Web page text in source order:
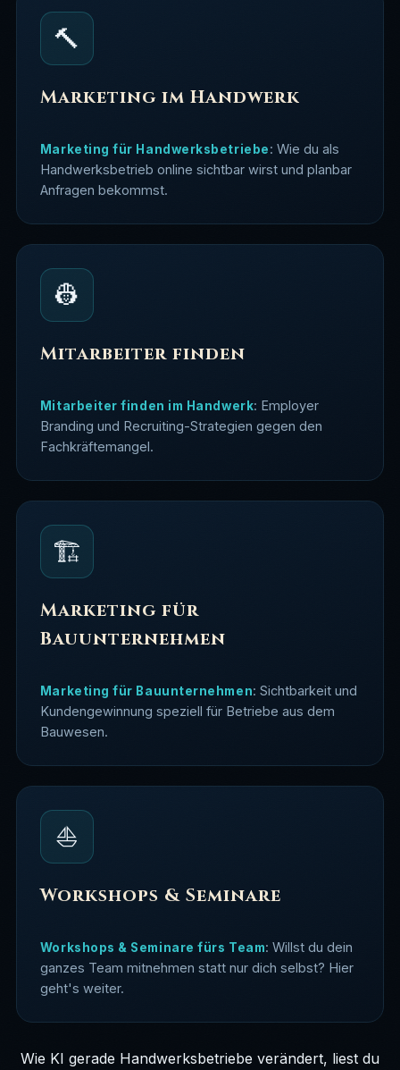
🔨
Marketing im Handwerk
Marketing für Handwerksbetriebe: Wie du als
Handwerksbetrieb online sichtbar wirst und planbar
Anfragen bekommst.
👷
Mitarbeiter finden
Mitarbeiter finden im Handwerk: Employer
Branding und Recruiting-Strategien gegen den
Fachkräftemangel.
🏗️
Marketing für
Bauunternehmen
Marketing für Bauunternehmen: Sichtbarkeit und
Kundengewinnung speziell für Betriebe aus dem
Bauwesen.
⛵
Workshops & Seminare
Workshops & Seminare fürs Team: Willst du dein
ganzes Team mitnehmen statt nur dich selbst? Hier
geht's weiter.
Wie KI gerade Handwerksbetriebe verändert, liest du